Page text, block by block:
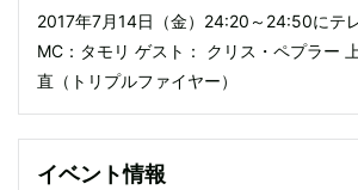
2017年7月14日（金）24:20～24:50にテ
MC：タモリ ゲスト： クリス・ペプラー
直（トリプルファイヤー）
イベント情報